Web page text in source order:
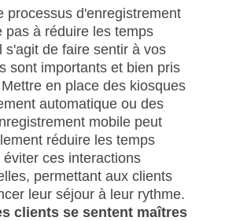
processus d'enregistrement
pas à réduire les temps
s'agit de faire sentir à vos
sont importants et bien pris
en place des kiosques
automatique ou des
mobile peut
réduire les temps
ces interactions
permettant aux clients
leur séjour à leur rythme.
clients se sentent maîtres